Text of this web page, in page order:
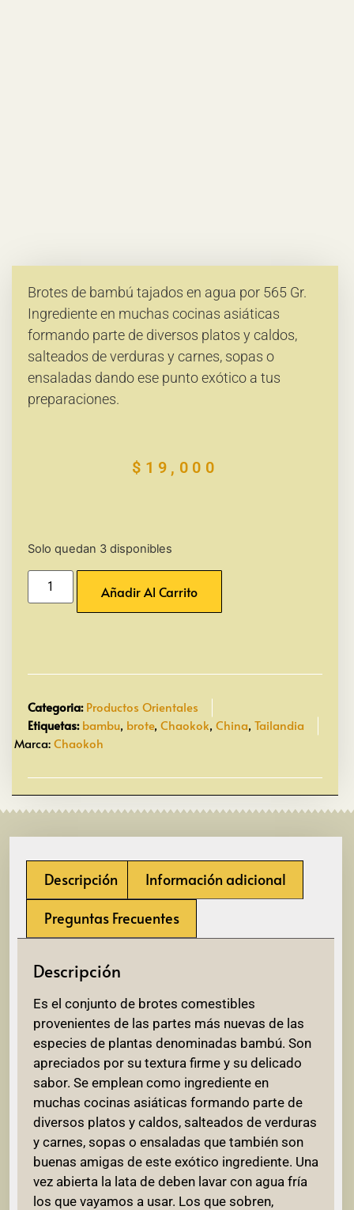
Brotes de bambú tajados en agua por 565 Gr.
Ingrediente en muchas cocinas asiáticas
formando parte de diversos platos y caldos,
salteados de verduras y carnes, sopas o
ensaladas dando ese punto exótico a tus
preparaciones.
$ 19,000
Solo quedan 3 disponibles
Añadir Al Carrito
Categoria: Productos Orientales
Etiquetas: bambu, brote, Chaokok, China, Tailandia
Marca:Chaokoh
Descripción
Información adicional
Preguntas Frecuentes
Descripción
Es el conjunto de brotes comestibles
provenientes de las partes más nuevas de las
especies de plantas denominadas bambú. Son
apreciados por su textura firme y su delicado
sabor. Se emplean como ingrediente en
muchas cocinas asiáticas formando parte de
diversos platos y caldos, salteados de verduras
y carnes, sopas o ensaladas que también son
buenas amigas de este exótico ingrediente. Una
vez abierta la lata de deben lavar con agua fría
los que vayamos a usar. Los que sobren,